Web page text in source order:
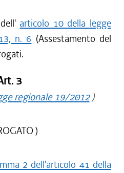
articolo 10 della legge
n. 6 (Assestamento del
3
regionale 19/2012)
)
2 dell'articolo 41 della